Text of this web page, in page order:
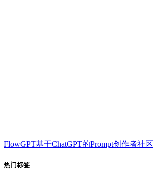
FlowGPT基于ChatGPT的Prompt创作者社区
热门标签